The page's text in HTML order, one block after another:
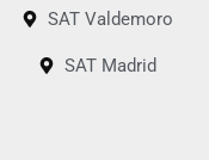
SAT Valdemoro
SAT Madrid